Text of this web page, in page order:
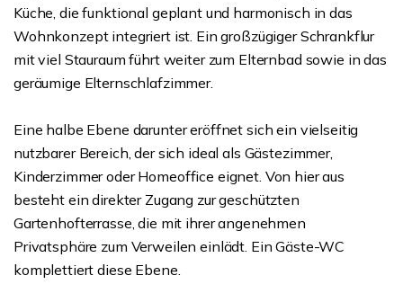
Küche, die funktional geplant und harmonisch in das
Wohnkonzept integriert ist. Ein großzügiger Schrankflur
mit viel Stauraum führt weiter zum Elternbad sowie in das
geräumige Elternschlafzimmer.
Eine halbe Ebene darunter eröffnet sich ein vielseitig
nutzbarer Bereich, der sich ideal als Gästezimmer,
Kinderzimmer oder Homeoffice eignet. Von hier aus
besteht ein direkter Zugang zur geschützten
Gartenhofterrasse, die mit ihrer angenehmen
Privatsphäre zum Verweilen einlädt. Ein Gäste-WC
komplettiert diese Ebene.